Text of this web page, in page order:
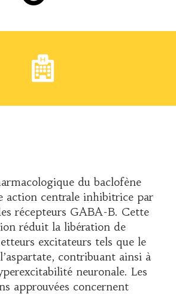
du baclofène
action centrale inhibitrice par
récepteurs GABA-B. Cette
réduit la libération de
excitateurs tels que le
contribuant ainsi à
neuronale. Les
approuvées concernent